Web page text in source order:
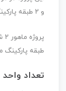
و 2 طبقه پارکینگ در حال ساخت است.
طبقه پارکینگ
تعداد واحد